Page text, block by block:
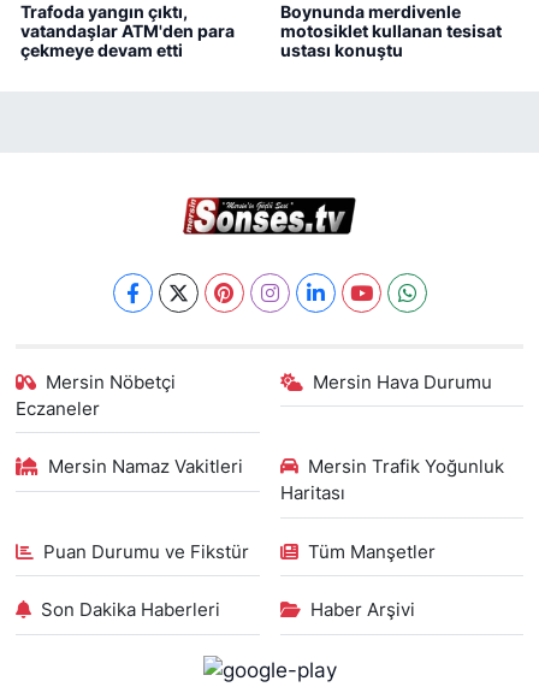
Trafoda yangın çıktı,
vatandaşlar ATM'den para
çekmeye devam etti
Boynunda merdivenle
motosiklet kullanan tesisat
ustası konuştu
Mersin Nöbetçi
Eczaneler
Mersin Hava Durumu
Mersin Namaz Vakitleri
Mersin Trafik Yoğunluk
Haritası
Puan Durumu ve Fikstür Tüm Manşetler
Son Dakika Haberleri Haber Arşivi